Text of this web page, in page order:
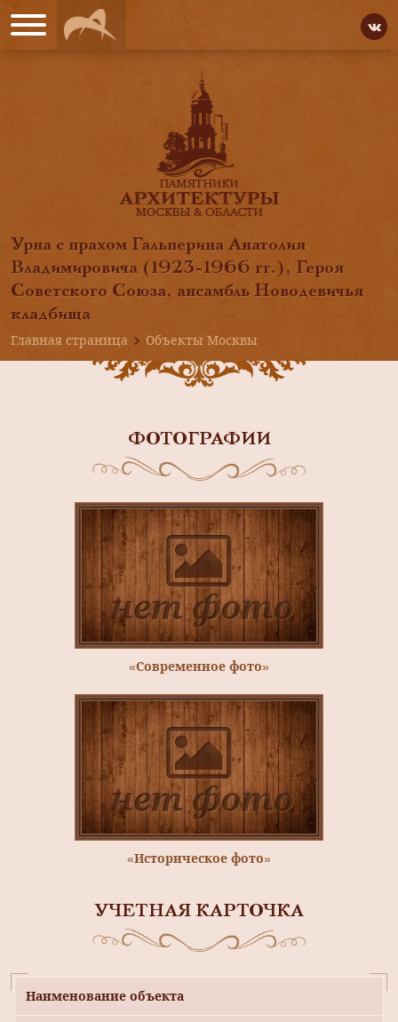
Урна с прахом Гальперина Анатолия
Владимировича (1923-1966 гг.), Героя
Советского Союза, ансамбль Новодевичья
кладбища
Главная страница
Объекты Москвы
ФОТОГРАФИИ
«Современное фото»
«Историческое фото»
УЧЕТНАЯ КАРТОЧКА
Наименование объекта